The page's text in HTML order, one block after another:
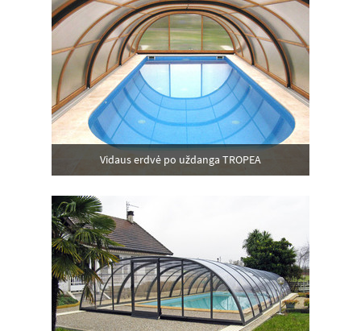
Vidaus erdvė po uždanga TROPEA